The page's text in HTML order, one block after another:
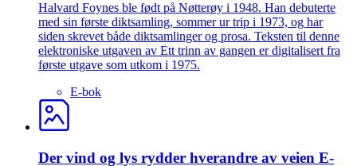
Halvard Foynes ble født på Nøtterøy i 1948. Han debuterte
med sin første diktsamling, sommer ur trip i 1973, og har
siden skrevet både diktsamlinger og prosa. Teksten til denne
elektroniske utgaven av Ett trinn av gangen er digitalisert fra
første utgave som utkom i 1975.
E-bok
Der vind og lys rydder hverandre av veien E-